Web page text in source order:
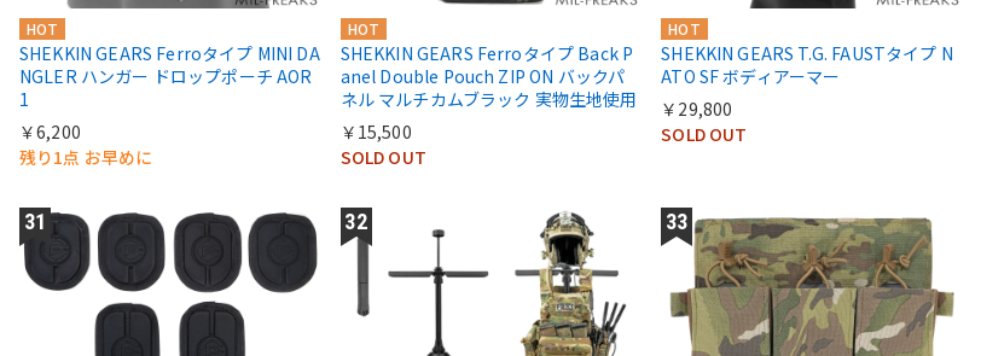
HOT
SHEKKIN GEARS Ferroタイプ MINI DA
NGLER ハンガー ドロップポーチ AOR
1
￥6,200
残り1点 お早めに
HOT
SHEKKIN GEARS Ferroタイプ Back P
anel Double Pouch ZIP ON バックパ
ネル マルチカムブラック 実物生地使用
￥15,500
SOLD OUT
HOT
SHEKKIN GEARS T.G. FAUSTタイプ N
ATO SF ボディアーマー
￥29,800
SOLD OUT